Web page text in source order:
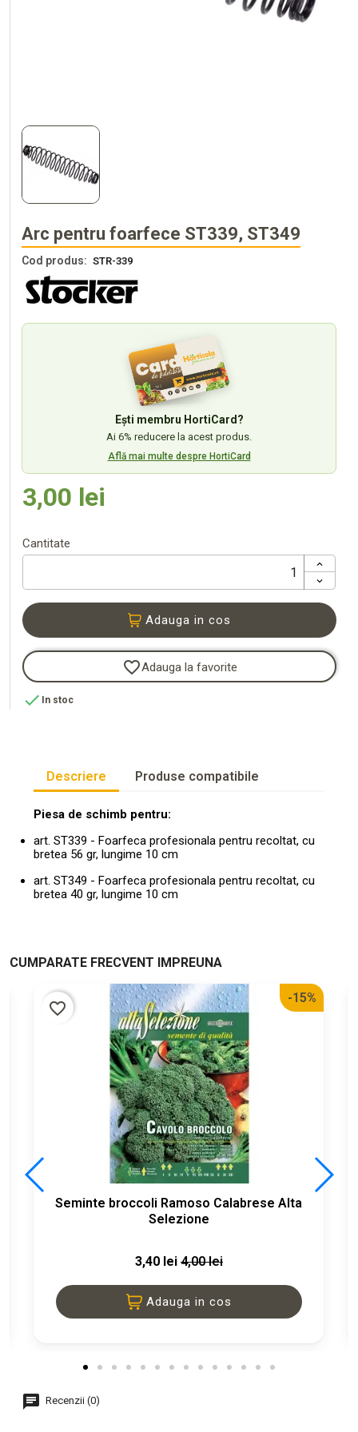
Arc pentru foarfece ST339, ST349
Cod produs: STR-339
Ești membru HortiCard?
Ai 6% reducere la acest produs.
Află mai multe despre HortiCard
3,00 lei
Cantitate
Adauga in cos
favorite_borderAdauga la favorite
 In stoc
Descriere Produse compatibile
Piesa de schimb pentru:
art. ST339 - Foarfeca profesionala pentru recoltat, cu
bretea 56 gr, lungime 10 cm
art. ST349 - Foarfeca profesionala pentru recoltat, cu
bretea 40 gr, lungime 10 cm
CUMPARATE FRECVENT IMPREUNA
Seminte broccoli Ramoso Calabrese Alta
Selezione
3,40 lei 4,00 lei
-15%
Adauga in cos
favorite_border
Recenzii (0)